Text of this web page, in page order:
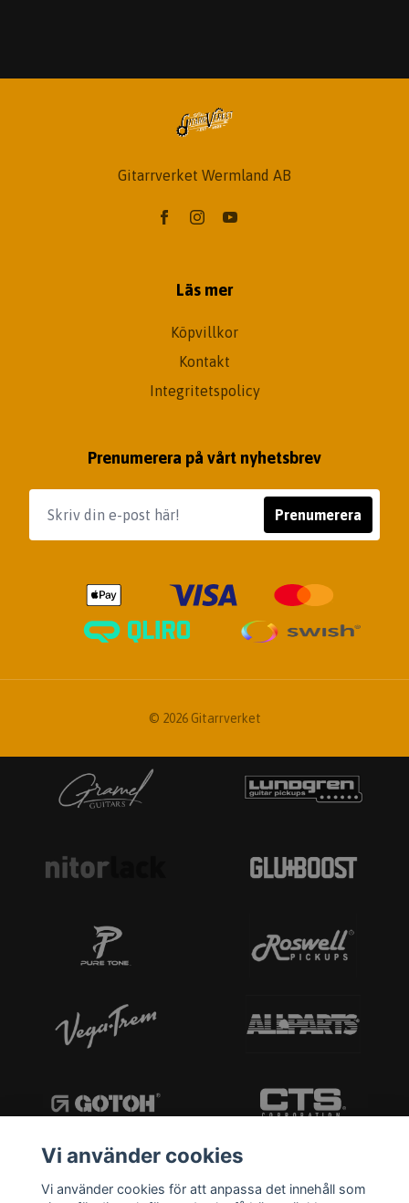
Gitarrverket Wermland AB
Läs mer
Köpvillkor
Kontakt
Integritetspolicy
Prenumerera på vårt nyhetsbrev
Prenumerera
© 2026 Gitarrverket
Vi använder cookies
Vi använder cookies för att anpassa det innehåll som